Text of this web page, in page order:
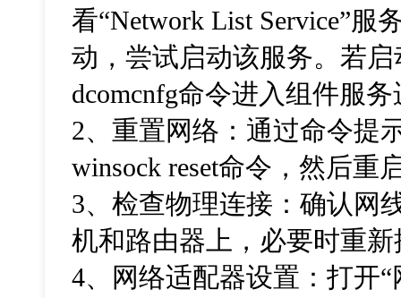
看“Network List Service”服
动，尝试启动该服务。若
dcomcnfg命令进入组件服
2、重置网络：通过命令提
winsock reset命令，然后重
3、检查物理连接：确认网
机和路由器上，必要时重
4、网络适配器设置：打开